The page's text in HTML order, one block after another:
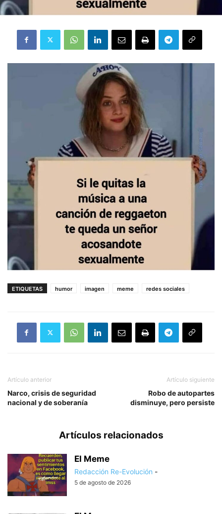
ETIQUETAS humor imagen meme redes sociales
Artículo anterior
Narco, crisis de seguridad
nacional y de soberanía
Artículo siguiente
Robo de autopartes
disminuye, pero persiste
Artículos relacionados
El Meme
Redacción Re-Evolución -
5 de agosto de 2026